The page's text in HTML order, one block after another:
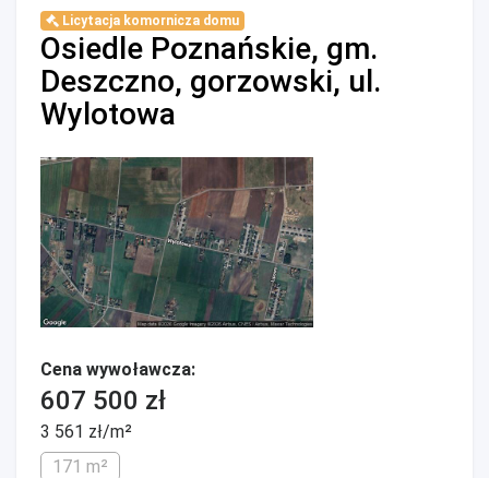
Licytacja komornicza domu
Osiedle Poznańskie, gm.
Deszczno, gorzowski, ul.
Wylotowa
Cena wywoławcza:
607 500 zł
3 561 zł/m²
171 m²